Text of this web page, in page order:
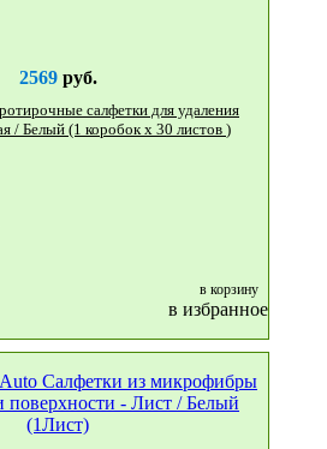
2569руб.
герметиков - Сложенная / Белый (1 коробок x 30 листов )
в корзину
в избранное